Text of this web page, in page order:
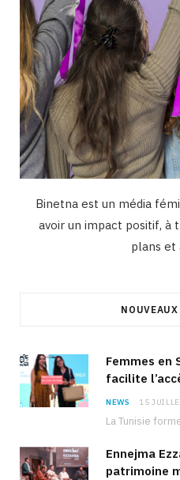
Binetna est un média
avoir un impact positif, à
plans et
Femmes en
facilite
NEWS 15
Ennejma
patrimoine